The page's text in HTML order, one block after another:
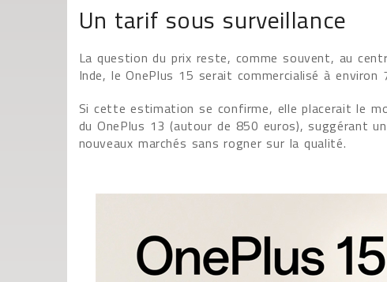
Un tarif sous surveillance
La question du prix reste, comme souvent, au
Inde, le OnePlus 15 serait commercialisé à environ
Si cette estimation se confirme, elle placerait le
du OnePlus 13 (autour de 850 euros), suggérant
nouveaux marchés sans rogner sur la qualité.